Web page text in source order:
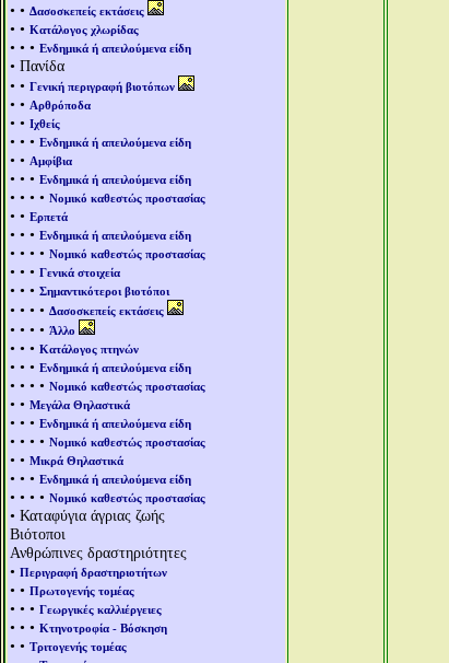
• • Δασοσκεπείς εκτάσεις
• • Κατάλογος χλωρίδας
• • • Ενδημικά ή απειλούμενα είδη
• Πανίδα
• • Γενική περιγραφή βιοτόπων
• • Αρθρόποδα
• • Ιχθείς
• • • Ενδημικά ή απειλούμενα είδη
• • Αμφίβια
• • • Ενδημικά ή απειλούμενα είδη
• • • • Νομικό καθεστώς προστασίας
• • Ερπετά
• • • Ενδημικά ή απειλούμενα είδη
• • • • Νομικό καθεστώς προστασίας
• • • Γενικά στοιχεία
• • • Σημαντικότεροι βιοτόποι
• • • • Δασοσκεπείς εκτάσεις
• • • • Άλλο
• • • Κατάλογος πτηνών
• • • Ενδημικά ή απειλούμενα είδη
• • • • Νομικό καθεστώς προστασίας
• • Μεγάλα Θηλαστικά
• • • Ενδημικά ή απειλούμενα είδη
• • • • Νομικό καθεστώς προστασίας
• • Μικρά Θηλαστικά
• • • Ενδημικά ή απειλούμενα είδη
• • • • Νομικό καθεστώς προστασίας
• Καταφύγια άγριας ζωής
Βιότοποι
Ανθρώπινες δραστηριότητες
• Περιγραφή δραστηριοτήτων
• • Πρωτογενής τομέας
• • • Γεωργικές καλλιέργειες
• • • Κτηνοτροφία - Βόσκηση
• • Τριτογενής τομέας